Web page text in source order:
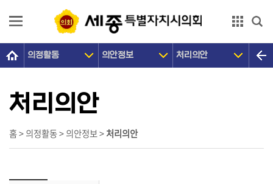
의
개
의
원
장
의정활동 의안정보 처리의안
홈 > 의정활동 > 의안정보 >처리의안
처리의안